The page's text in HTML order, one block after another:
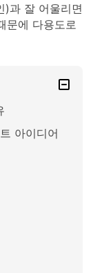
)과 잘 어울리면
문에 다용도로
아이디어